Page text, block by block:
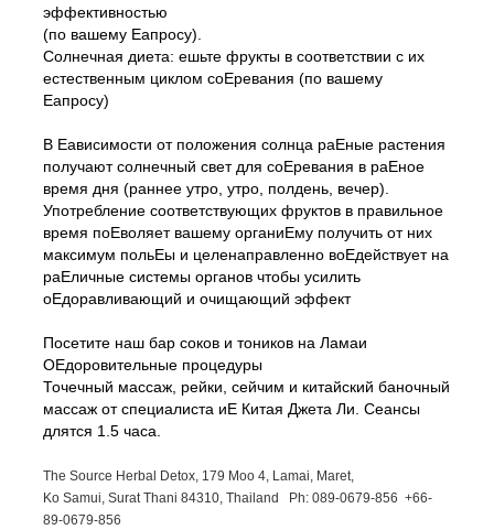
эффективностью
(по вашему Еапросу).
Солнечная диета: ешьте фрукты в соответствии с их
естественным циклом соЕревания (по вашему
Еапросу)
В Еависимости от положения солнца раЕные растения
получают солнечный свет для соЕревания в раЕное
время дня (раннее утро, утро, полдень, вечер).
Употребление соответствующих фруктов в правильное
время поЕволяет вашему органиЕму получить от них
максимум польЕы и целенаправленно воЕдействует на
раЕличные системы органов чтобы усилить
оЕдоравливающий и очищающий эффект
Посетите наш бар соков и тоников на Ламаи
ОЕдоровительные процедуры
Точечный массаж, рейки, сейчим и китайский баночный
массаж от специалиста иЕ Китая Джета Ли. Сеансы
длятся 1.5 часа.
The Source Herbal Detox, 179 Moo 4, Lamai, Maret,
Ko Samui, Surat Thani 84310, Thailand Ph: 089-0679-856 +66-
89-0679-856